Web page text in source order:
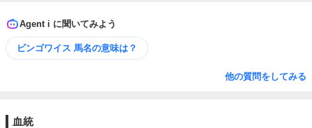
Agent i に聞いてみよう
ビンゴワイス 馬名の意味は？
他の質問をしてみる
血統